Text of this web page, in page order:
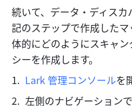
続いて、データ・ディス
記のステップで作成した
体的にどのようにスキャ
シーを作成します。
Lark 管理コンソールを
左側のナビゲーションで